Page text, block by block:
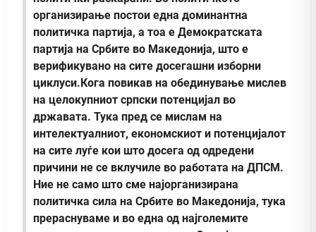
организирање постои една доминантна
политичка партија, а тоа е Демократската
партија на Србите во Македонија, што е
верификувано на сите досегашни изборни
циклуси.Кога повикав на обединување мислев
на целокупниот српски потенцијал во
државата. Тука пред се мислам на
интелектуалниот, економскиот и потенцијалот
на сите луѓе кои што досега од одредени
причини не се вклучиле во работата на ДПСМ.
Ние не само што сме најорганизирана
политичка сила на Србите во Македонија, тука
прераснуваме и во една од најголемите